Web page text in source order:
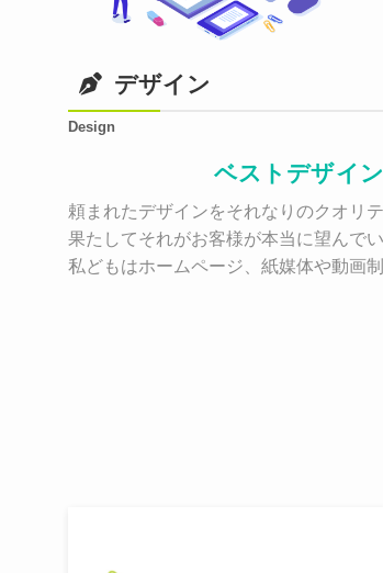
デザイン
Design
ベストデザイン
頼まれたデザインをそれなりのクオリ
果たしてそれがお客様が本当に望んで
私どもはホームページ、紙媒体や動画制